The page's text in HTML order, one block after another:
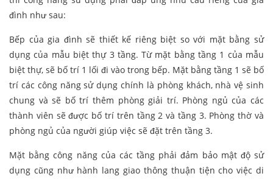
đình như sau:
Bếp của gia đình sẽ thiết kế riêng biệt so với mặt bằng sử
dụng của mẫu biệt thự 3 tầng. Từ mặt bằng tầng 1 của mẫu
biệt thự, sẽ bố trí 1 lối đi vào trong bếp. Mặt bằng tầng 1 sẽ bố
trí các công năng sử dụng chính là phòng khách, nhà vệ sinh
chung và sẽ bố trí thêm phòng giải trí. Phòng ngủ của các
thành viên sẽ được bố trí trên tầng 2 và tầng 3. Phòng thờ và
phòng ngủ của người giúp việc sẽ đặt trên tầng 3.
Mặt bằng công năng của các tầng phải đảm bảo mật độ sử
dụng cũng như hành lang giao thông thuận tiện cho việc di